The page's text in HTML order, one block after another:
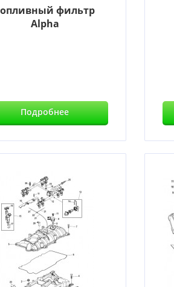
фильтр
Alpha
Подробнее